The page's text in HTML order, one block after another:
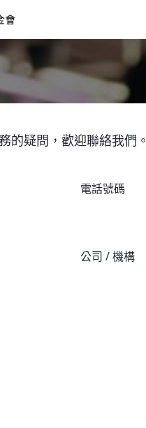
的疑問，歡迎聯絡我們。
電話號碼
公司 / 機構